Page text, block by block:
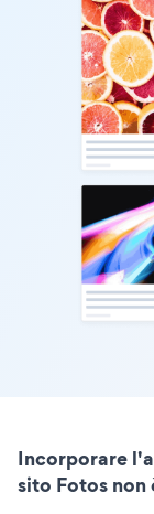
Incorporare
sito Fotos